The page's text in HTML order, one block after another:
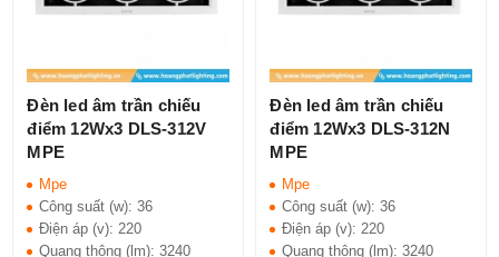
Đèn led âm trần chiếu
điểm 12Wx3 DLS-312V
MPE
Mpe
Công suất (w):36
Điện áp (v):220
Quang thông (lm):3240
Đèn led âm trần chiếu
điểm 12Wx3 DLS-312N
MPE
Mpe
Công suất (w):36
Điện áp (v):220
Quang thông (lm):3240